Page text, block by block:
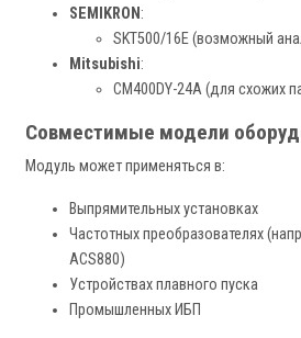
SEMIKRON :
SKT500/16E (возможный
Mitsubishi:
CM400DY-24A (для схожих
Совместимые модели
Модуль может применяться в:
Выпрямительных установках
Частотных преобразователях
ACS880)
Устройствах плавного пуска
Промышленных ИБП